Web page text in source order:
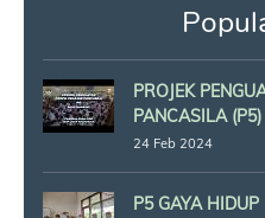
PROJEK
PANCASILA
24 Feb 2024
P5 GAYA HIDUP